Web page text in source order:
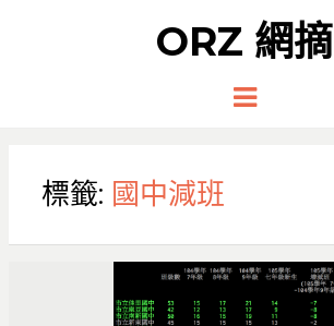
ORZ 網摘
Menu
標籤: 國中減班